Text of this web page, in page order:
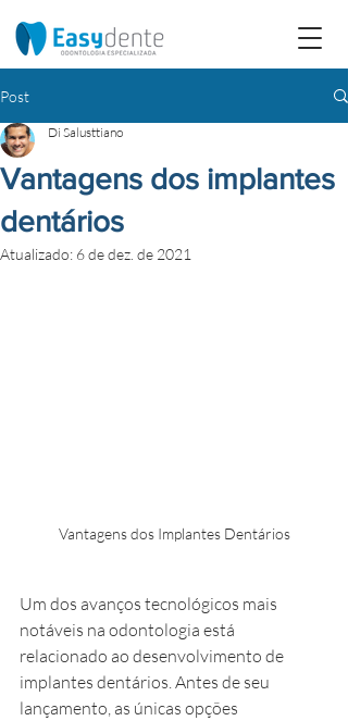
Post
Vantagens dos implantes
dentários
Di Salusttiano
Atualizado: 6 de dez. de 2021
Vantagens dos Implantes Dentários
Um dos avanços tecnológicos mais
notáveis na odontologia está
relacionado ao desenvolvimento de
implantes dentários. Antes de seu
lançamento, as únicas opções